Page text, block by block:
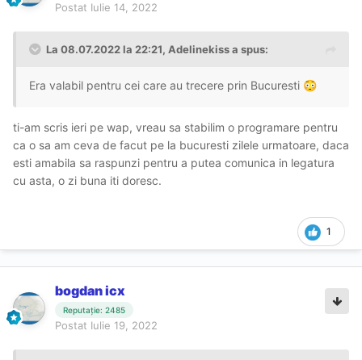
Postat Iulie 14, 2022
La 08.07.2022 la 22:21, Adelinekissa spus:
Era valabil pentru cei care au trecere prin Bucuresti 😳
ti-am scris ieri pe wap, vreau sa stabilim o programare pentru
ca o sa am ceva de facut pe la bucuresti zilele urmatoare, daca
esti amabila sa raspunzi pentru a putea comunica in legatura
cu asta, o zi buna iti doresc.
1
bogdan icx
Reputație: 2485
Postat Iulie 19, 2022